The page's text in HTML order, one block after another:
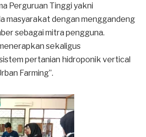
Perguruan Tinggi yakni
masyarakat dengan menggandeng
sebagai mitra pengguna.
sekaligus
pertanian hidroponik vertical
Farming”.